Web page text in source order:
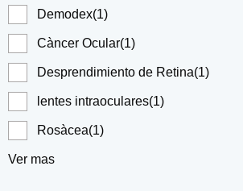
Demodex(1)
Càncer Ocular(1)
Desprendimiento de Retina(1)
lentes intraoculares(1)
Rosàcea(1)
Ver mas